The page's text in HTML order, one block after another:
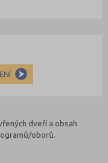
dveří a obsah
oborů.